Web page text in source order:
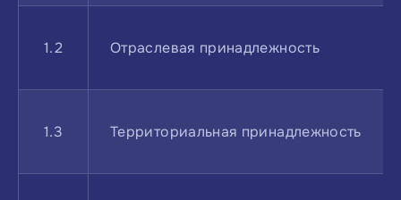
1.2 Отраслевая принадлежность
1.3 Территориальная принадлежность